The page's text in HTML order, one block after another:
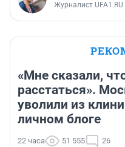
Журналист UFA1.RU
«Мне сказали,
расстаться».
уволили из
личном блоге
22 часа 51 555 26